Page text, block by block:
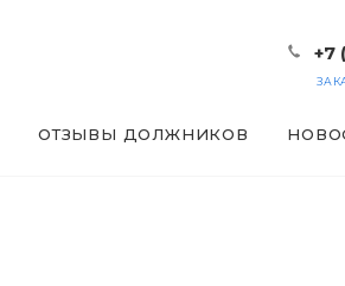
+7
ОТЗЫВЫ ДОЛЖНИКОВ